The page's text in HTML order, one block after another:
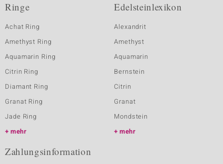
Ringe
Achat Ring
Amethyst Ring
Aquamarin Ring
Citrin Ring
Diamant Ring
Granat Ring
Jade Ring
mehr
Edelsteinlexikon
Alexandrit
Amethyst
Aquamarin
Bernstein
Citrin
Granat
Mondstein
mehr
Zahlungsinformation